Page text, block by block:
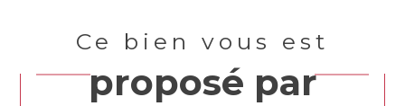
Ce bien vous est
proposé par